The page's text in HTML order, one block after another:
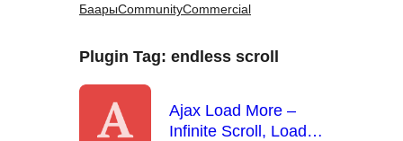
БаарыCommunityCommercial
Plugin Tag: endless scroll
Ajax Load More –
Infinite Scroll, Load